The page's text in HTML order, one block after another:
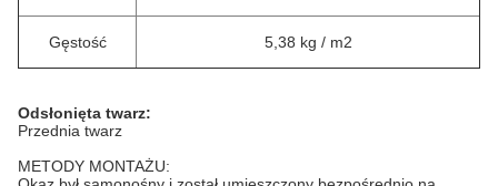
Gęstość 5,38 kg / m2
Odsłonięta twarz:
Przednia twarz
METODY MONTAŻU: